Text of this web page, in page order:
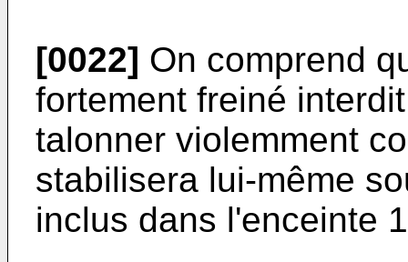
[0022] On comprend
fortement freiné
talonner violemment
stabilisera lui-même
inclus dans l'enceinte